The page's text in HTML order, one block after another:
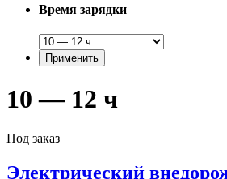
Время зарядки
10 — 12 ч
Под заказ
Электрический